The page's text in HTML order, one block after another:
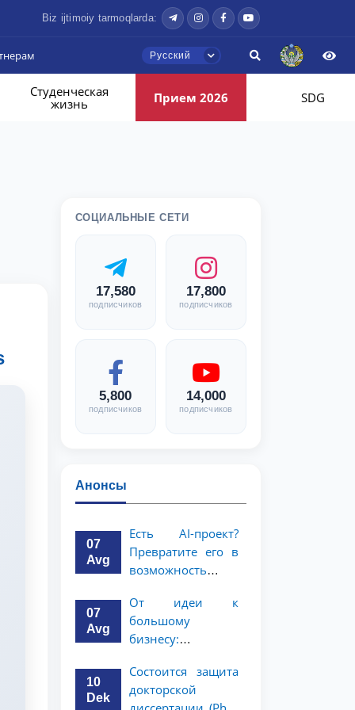
Biz ijtimoiy tarmoqlarda:
Русский
Студенческая
жизнь
Прием 2026 SDG
СОЦИАЛЬНЫЕ СЕТИ
17,580
подписчиков
17,800
подписчиков
5,800
подписчиков
14,000
подписчиков
Анонсы
07
Avg
Есть AI-проект?
Превратите его в
возможность
миллион
долларов!
07
Avg
От идеи к
большому
бизнесу:
миллионов
долларов для
10
Dek
Состоится защита
докторской